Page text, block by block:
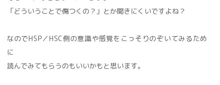
「どういうことで傷つくの？」とか聞きにくいですよね？
なのでHSP／HSC側の意識や感覚をこっそりのぞいてみるため
に
読んでみてもらうのもいいかもと思います。